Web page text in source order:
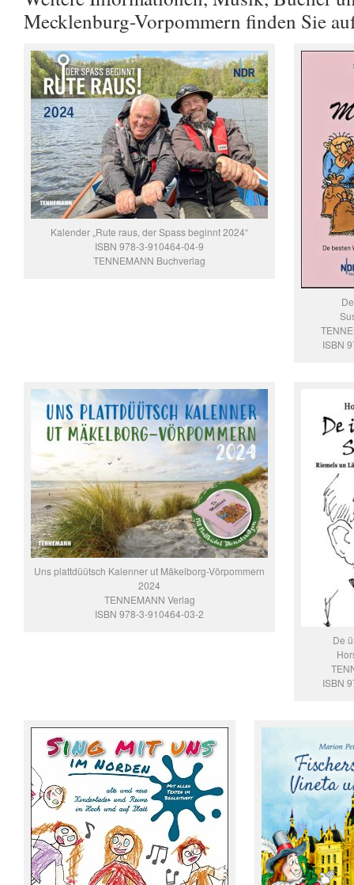
Mecklenburg-Vorpommern finden Sie
Kalender „Rute raus, der Spass beginnt 2024“
ISBN 978-3-910464-04-9
TENNEMANN Buchverlag
ISBN
Uns plattdüütsch Kalenner ut Mäkelborg-Vörpommern
2024
TENNEMANN Verlag
ISBN 978-3-910464-03-2
De
ISBN